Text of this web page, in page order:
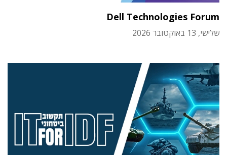
Dell Technologies Forum
שלישי, 13 באוקטובר 2026